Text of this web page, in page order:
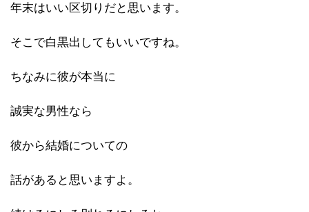
年末はいい区切りだと思います。
そこで白黒出してもいいですね。
ちなみに彼が本当に
誠実な男性なら
彼から結婚についての
話があると思いますよ。